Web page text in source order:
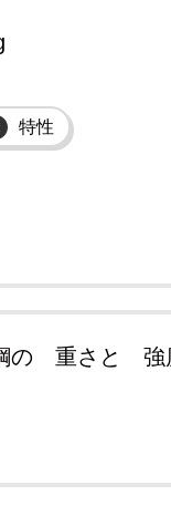
特性
重さと 強